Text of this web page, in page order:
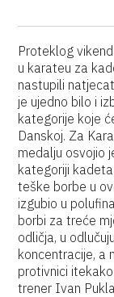
Proteklog
u karateu za
nastupili
je ujedno bilo i
kategorije koje
Danskoj. Za
medalju osvojio
kategoriji
teške borbe u
izgubio u
borbi za treće
odličja, u
koncentracije, a
protivnici
trener Ivan